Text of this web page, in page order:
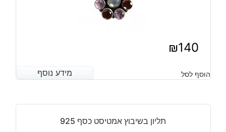
₪140
מידע נוסף הוסף לסל מידע נוסף
תליון בשיבוץ אמטיסט כסף 925